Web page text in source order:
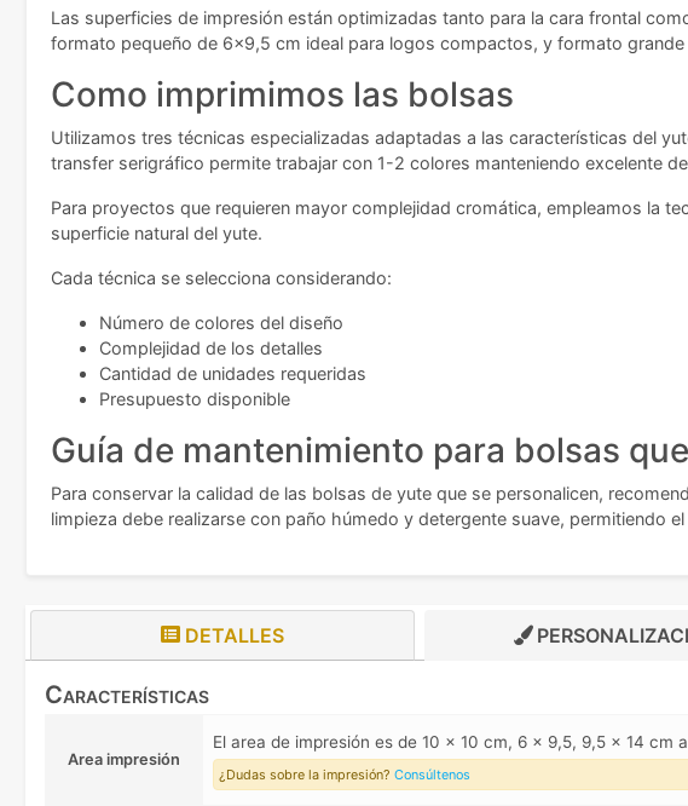
Las superficies de impresión están optimizadas tanto para la cara frontal
formato pequeño de 6x9,5 cm ideal para logos compactos, y formato
Como imprimimos las bolsas
Utilizamos tres técnicas especializadas adaptadas a las características del
transfer serigráfico permite trabajar con 1-2 colores manteniendo excelente
Para proyectos que requieren mayor complejidad cromática, empleamos la
superficie natural del yute.
Cada técnica se selecciona considerando:
Número de colores del diseño
Complejidad de los detalles
Cantidad de unidades requeridas
Presupuesto disponible
Guía de mantenimiento para bolsas
Para conservar la calidad de las bolsas de yute que se personalicen,
limpieza debe realizarse con paño húmedo y detergente suave, permitiendo
DETALLES
Características
Area impresión
El area de impresión es de 10 x 10 cm, 6 x 9,5, 9,5 x 14 cm
¿Dudas sobre la impresión? Consúltenos